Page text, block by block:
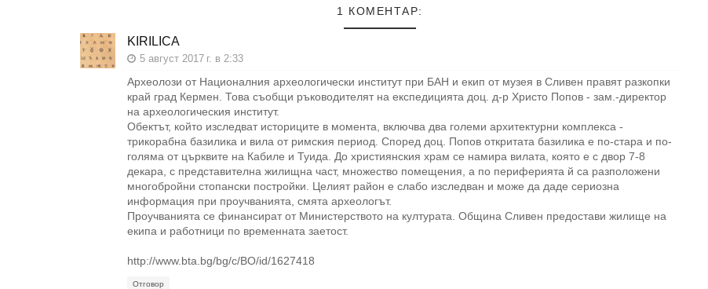
1 КОМЕНТАР:
KIRILICA
5 август 2017 г. в 2:33
Археолози от Националния археологически институт при БАН и екип от музея в Сливен правят разкопки
край град Кермен. Това съобщи ръководителят на експедицията доц. д-р Христо Попов - зам.-директор
на археологическия институт.
Обектът, който изследват историците в момента, включва два големи архитектурни комплекса -
трикорабна базилика и вила от римския период. Според доц. Попов откритата базилика е по-стара и по-
голяма от църквите на Кабиле и Туида. До християнския храм се намира вилата, която е с двор 7-8
декара, с представителна жилищна част, множество помещения, а по периферията й са разположени
многобройни стопански постройки. Целият район е слабо изследван и може да даде сериозна
информация при проучванията, смята археологът.
Проучванията се финансират от Министерството на културата. Община Сливен предостави жилище на
екипа и работници по временната заетост.
http://www.bta.bg/bg/c/BO/id/1627418
Отговор